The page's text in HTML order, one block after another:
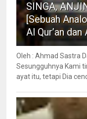
SINGA,
[Sebuah
Al Qur’an dan
Oleh : Ahmad Sastra
Sesungguhnya Kami
ayat itu, tetapi Dia